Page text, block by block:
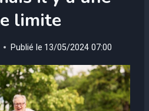
limite
Publié le 13/05/2024 07:00